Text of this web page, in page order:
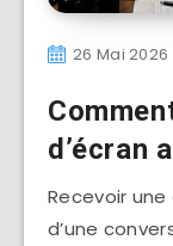
26 Mai 2026
d’écran
Recevoir
d’une